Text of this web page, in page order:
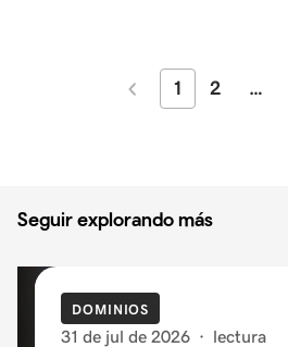
Más
1 2 …
Seguir explorando más
DOMINIOS
31 de jul de 2026 · lectura